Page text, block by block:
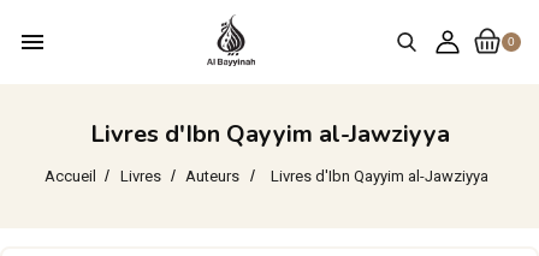
0
menu
Livres d'Ibn Qayyim al-Jawziyya
Accueil Livres Auteurs Livres d'Ibn Qayyim al-Jawziyya